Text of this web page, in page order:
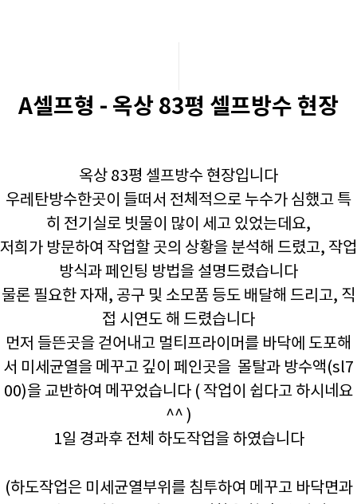
A셀프형 - 옥상 83평 셀프방수 현장
옥상 83평 셀프방수 현장입니다
우레탄방수한곳이 들떠서 전체적으로 누수가 심했고 특
히 전기실로 빗물이 많이 세고 있었는데요,
저희가 방문하여 작업할 곳의 상황을 분석해 드렸고, 작업
방식과 페인팅 방법을 설명드렸습니다
물론 필요한 자재, 공구 및 소모품 등도 배달해 드리고, 직
접 시연도 해 드렸습니다
먼저 들뜬곳을 걷어내고 멀티프라이머를 바닥에 도포해
서 미세균열을 메꾸고 깊이 페인곳을 몰탈과 방수액(sl7
00)을 교반하여 메꾸었습니다 ( 작업이 쉽다고 하시네요
^^ )
1일 경과후 전체 하도작업을 하였습니다
(하도작업은 미세균열부위를 침투하여 메꾸고 바닥면과